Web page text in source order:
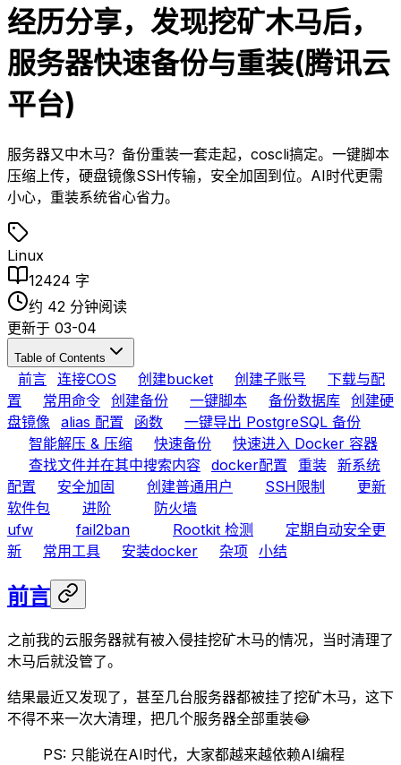
经历分享，发现挖矿木马后，
服务器快速备份与重装(腾讯云
平台)
服务器又中木马？备份重装一套走起，coscli搞定。一键脚本
压缩上传，硬盘镜像SSH传输，安全加固到位。AI时代更需
小心，重装系统省心省力。
Linux
12424 字
约 42 分钟阅读
更新于 03-04
Table of Contents
前言 连接COS 创建bucket 创建子账号
下载与配
置
常用命令 创建备份 一键脚本 备份数据库 创建硬
盘镜像
alias 配置 函数
一键导出 PostgreSQL 备份
智能解压 & 压缩
快速备份
快速进入 Docker 容器
查找文件并在其中搜索内容 docker配置 重装 新系统
配置
安全加固 创建普通用户 SSH限制
更新
软件包
进阶
防火墙
ufw
fail2ban Rootkit 检测
定期自动安全更
新
常用工具 安装docker 杂项 小结
前言
之前我的云服务器就有被入侵挂挖矿木马的情况，当时清理了
木马后就没管了。
结果最近又发现了，甚至几台服务器都被挂了挖矿木马，这下
不得不来一次大清理，把几个服务器全部重装😂
PS: 只能说在AI时代，大家都越来越依赖AI编程